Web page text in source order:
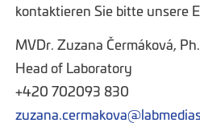
kontaktieren Sie bitte unsere
MVDr. Zuzana Čermáková,
Head of Laboratory
+420 702093 830